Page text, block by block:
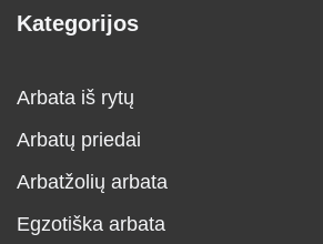
Kategorijos
Arbata iš rytų
Arbatų priedai
Arbatžolių arbata
Egzotiška arbata